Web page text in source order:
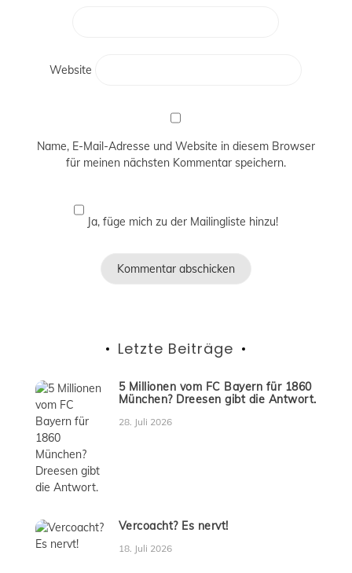
Website
Name, E-Mail-Adresse und Website in diesem Browser
für meinen nächsten Kommentar speichern.
Ja, füge mich zu der Mailingliste hinzu!
Letzte Beiträge
5 Millionen vom FC Bayern für 1860
München? Dreesen gibt die Antwort.
28. Juli 2026
Vercoacht? Es nervt!
18. Juli 2026